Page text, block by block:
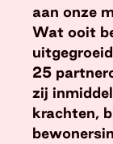
aan onze
Wat ooit
25
zij
krachten,